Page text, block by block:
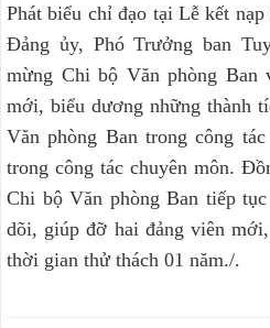
Phát biểu chỉ đạo tại Lễ kết
Đảng ủy, Phó Trưởng ban
mừng Chi bộ Văn phòng Ban
mới, biểu dương những thành
Văn phòng Ban trong công
trong công tác chuyên môn.
Chi bộ Văn phòng Ban tiếp
dõi, giúp đỡ hai đảng viên
thời gian thử thách 01 năm./.